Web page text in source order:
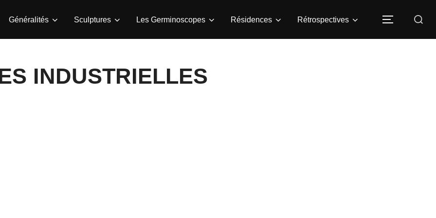
Généralités Sculptures Les Germinoscopes Résidences Rétrospectives Rechercher :
INDUSTRIELLES